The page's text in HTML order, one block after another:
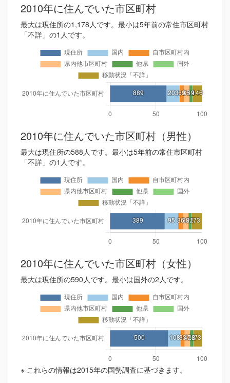
2010年に住んでいた市区町村
最大は現住所の1,178人です。最小は5年前の常住市区町村
「不詳」の1人です。
2010年に住んでいた市区町村（男性）
最大は現住所の588人です。最小は5年前の常住市区町村
「不詳」の1人です。
2010年に住んでいた市区町村（女性）
最大は現住所の590人です。最小は国外の2人です。
※ これらの情報は2015年の国勢調査に基づきます。